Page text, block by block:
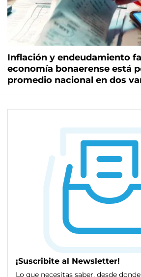
Inflación y endeudamiento
economía bonaerense está
promedio nacional en dos
¡Suscribite al Newsletter!
Lo que necesitas saber, desde